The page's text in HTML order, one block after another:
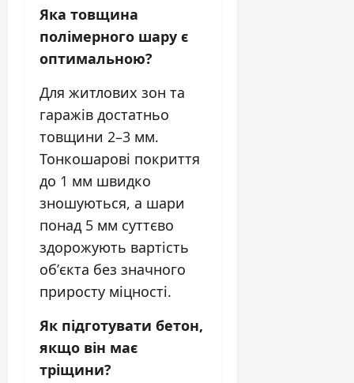
Яка товщина
полімерного шару є
оптимальною?
Для житлових зон та
гаражів достатньо
товщини 2–3 мм.
Тонкошарові покриття
до 1 мм швидко
зношуються, а шари
понад 5 мм суттєво
здорожують вартість
об’єкта без значного
приросту міцності.
Як підготувати бетон,
якщо він має
тріщини?